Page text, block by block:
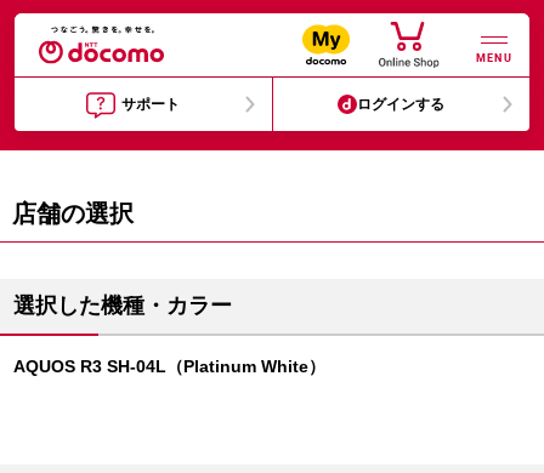
MENU
サポート ログインする
店舗の選択
選択した機種・カラー
AQUOS R3 SH-04L（Platinum White）